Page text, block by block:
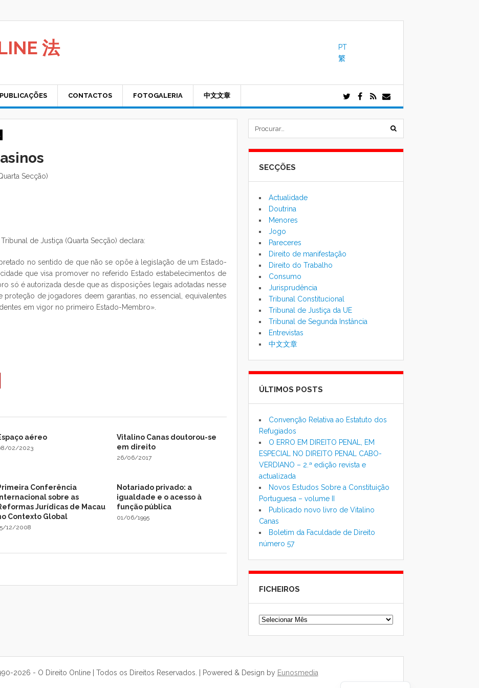
法
PT
繁
PUBLICAÇÕES CONTACTOS FOTOGALERIA 中文文章
Secção)
de Justiça (Quarta Secção) declara:
no sentido de que não se opõe à legislação de um Estado-
que visa promover no referido Estado estabelecimentos de
só é autorizada desde que as disposições legais adotadas nesse
de jogadores deem garantias, no essencial, equivalentes
em vigor no primeiro Estado-Membro».
aéreo
02/2023
Vitalino Canas doutorou-se
em direito
26/06/2017
Conferência
Internacional sobre as
Jurídicas de Macau
Contexto Global
12/2008
Notariado privado: a
igualdade e o acesso à
função pública
01/06/1995
formulário
SECÇÕES
Actualidade
Doutrina
Menores
Jogo
Pareceres
Direito de manifestação
Direito do Trabalho
Consumo
Jurisprudência
Tribunal Constitucional
Tribunal de Justiça da UE
Tribunal de Segunda Instância
Entrevistas
中文文章
ÚLTIMOS POSTS
Convenção Relativa ao Estatuto dos
Refugiados
O ERRO EM DIREITO PENAL, EM
ESPECIAL NO DIREITO PENAL CABO-
VERDIANO – 2.ª edição revista e
actualizada
Novos Estudos Sobre a Constituição
Portuguesa – volume II
Publicado novo livro de Vitalino
Canas
Boletim da Faculdade de Direito
número 57
FICHEIROS
Ficheiros
2026 - O Direito Online | Todos os Direitos Reservados. | Powered & Design by Eunosmedia